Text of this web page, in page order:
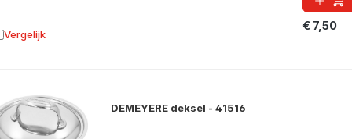
€ 7,50
Vergelijk aan vergelijking
DEMEYERE deksel - 41516